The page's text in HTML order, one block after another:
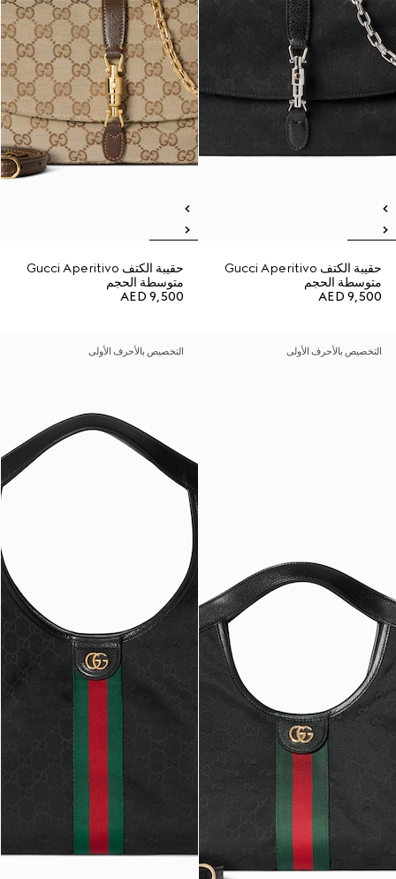
حقيبة الكتف Gucci Aperitivo
متوسطة الحجم
AED 9,500
حقيبة الكتف Gucci Aperitivo
متوسطة الحجم
AED 9,500
التخصيص بالأحرف الأولى التخصيص بالأحرف الأولى